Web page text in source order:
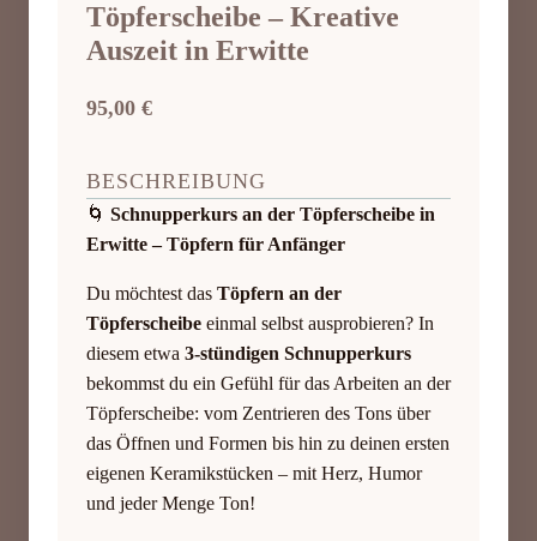
Töpferscheibe – Kreative
Auszeit in Erwitte
95,00 €
BESCHREIBUNG
🌀 Schnupperkurs an der Töpferscheibe in
Erwitte – Töpfern für Anfänger
Du möchtest das Töpfern an der
Töpferscheibe einmal selbst ausprobieren? In
diesem etwa 3-stündigen Schnupperkurs
bekommst du ein Gefühl für das Arbeiten an der
Töpferscheibe: vom Zentrieren des Tons über
das Öffnen und Formen bis hin zu deinen ersten
eigenen Keramikstücken – mit Herz, Humor
und jeder Menge Ton!